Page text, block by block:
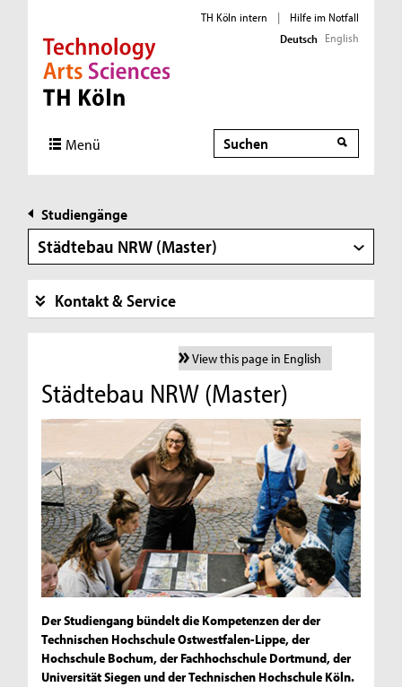
Direkt zur Hauptnavigation
Direkt zur Subnavigation
Direkt zum Inhalt
Direkt zum Fußbereich
TH Köln intern |
Hilfe im Notfall
Deutsch English
Menü Suche
Studiengänge
Städtebau NRW (Master)
Kontakt & Service
View this page in English
Städtebau NRW (Master)
Der Studiengang bündelt die Kompetenzen der der
Technischen Hochschule Ostwestfalen-Lippe, der
Hochschule Bochum, der Fachhochschule Dortmund, der
Universität Siegen und der Technischen Hochschule Köln.